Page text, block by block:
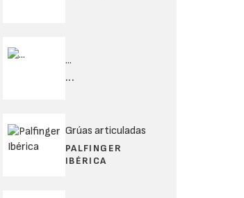
...
...
Grúas articuladas
PALFINGER
IBÉRICA